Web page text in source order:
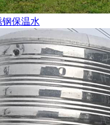
钢保温水